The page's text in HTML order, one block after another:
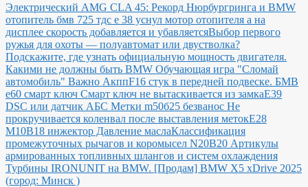
Электрический AMG CLA 45: Рекорд Нюрбургринга и BMW
отопитель бмв 725 тдс е 38 уснул мотор отопителя а на
дисплее скорость добавляется и убавляетсяВыбор первого
ружья для охоты — полуавтомат или двустволка?
Подскажите, где узнать официальную мощность двигателя.
Какими не должны быть BMW Обучающая игра "Сломай
автомобиль" Важно АкппF16 стук в передней подвеске. БМВ
е60 смарт ключ Смарт ключ не вытаскивается из замкаE39
DSC или датчик АБС Метки m50б25 безванос Не
прокручивается коленвал после выставления метокЕ28
М10В18 инжектор Давление маслаКлассификация
промежуточных рычагов и коромысел N20B20 Артикулы
армированных топливных шлангов и систем охлаждения
Турбины IRONUNIT на BMW. [Продам] BMW X5 xDrive 2025
(город: Минск )